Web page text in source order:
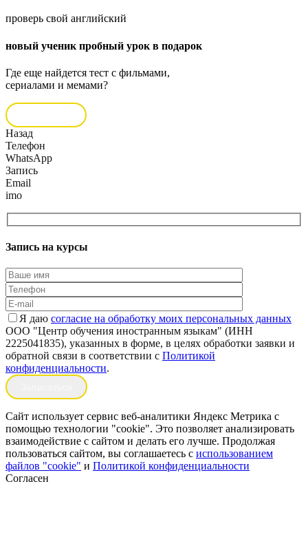
проверь свой английский
новый ученик пробный урок в подарок
Где еще найдется тест с фильмами,
сериалами и мемами?
Назад
Телефон
WhatsApp
Запись
Email
imo
Запись на курсы
Я даю согласие на обработку моих персональных данных
ООО "Центр обучения иностранным языкам" (ИНН
2225041835), указанных в форме, в целях обработки заявки и
обратной связи в соответствии с Политикой
конфиденциальности.
Сайт использует сервис веб-аналитики Яндекс Метрика с
помощью технологии "cookie". Это позволяет анализировать
взаимодействие с сайтом и делать его лучше. Продолжая
пользоваться сайтом, вы соглашаетесь с использованием
файлов "cookie" и Политикой конфиденциальности
Согласен